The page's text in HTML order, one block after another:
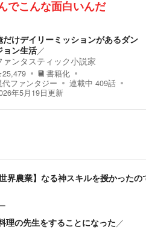
でこんな面白いんだ
だけデイリーミッションがあるダン
ョン生活／
ァンタスティック小説家
25,479
書籍化
代ファンタジー
連載中 409話
年5月19日更新
界農業】なる神スキルを授かったの
理の先生をすることになった／